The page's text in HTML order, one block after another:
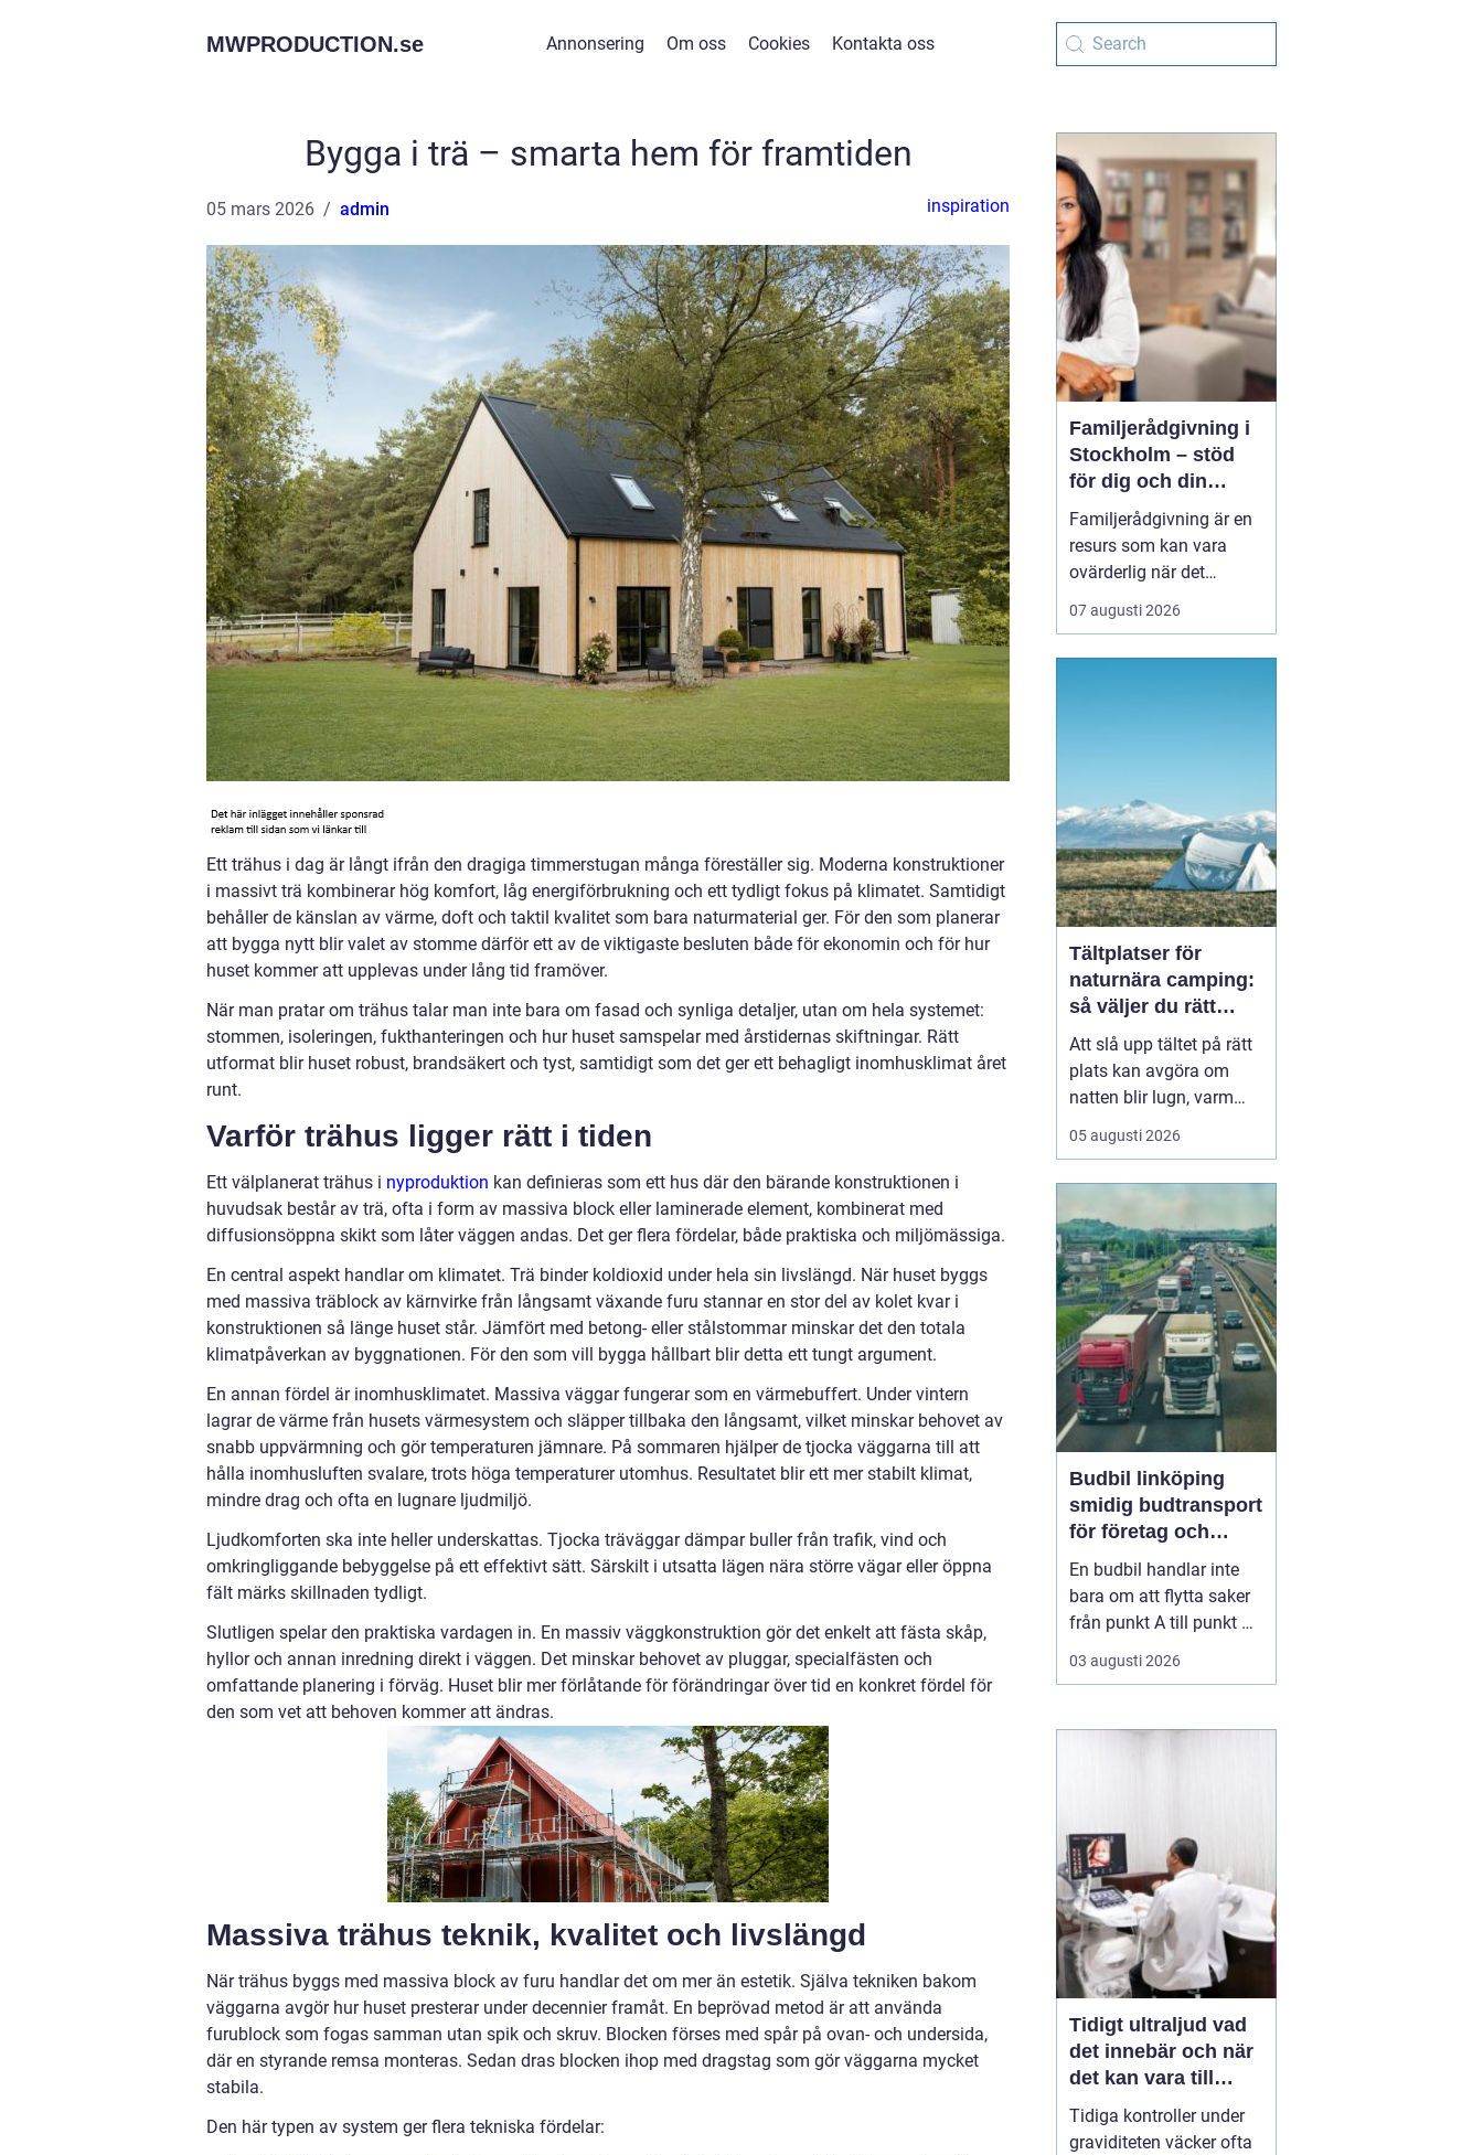
MWPRODUCTION.se Annonsering Om oss Cookies Kontakta oss
Bygga i trä – smarta hem för framtiden
05 mars 2026 admin inspiration
Ett trähus i dag är långt ifrån den dragiga timmerstugan många föreställer sig. Moderna konstruktioner
i massivt trä kombinerar hög komfort, låg energiförbrukning och ett tydligt fokus på klimatet. Samtidigt
behåller de känslan av värme, doft och taktil kvalitet som bara naturmaterial ger. För den som planerar
att bygga nytt blir valet av stomme därför ett av de viktigaste besluten både för ekonomin och för hur
huset kommer att upplevas under lång tid framöver.
När man pratar om trähus talar man inte bara om fasad och synliga detaljer, utan om hela systemet:
stommen, isoleringen, fukthanteringen och hur huset samspelar med årstidernas skiftningar. Rätt
utformat blir huset robust, brandsäkert och tyst, samtidigt som det ger ett behagligt inomhusklimat året
runt.
Varför trähus ligger rätt i tiden
Ett välplanerat trähus i nyproduktion kan definieras som ett hus där den bärande konstruktionen i
huvudsak består av trä, ofta i form av massiva block eller laminerade element, kombinerat med
diffusionsöppna skikt som låter väggen andas. Det ger flera fördelar, både praktiska och miljömässiga.
En central aspekt handlar om klimatet. Trä binder koldioxid under hela sin livslängd. När huset byggs
med massiva träblock av kärnvirke från långsamt växande furu stannar en stor del av kolet kvar i
konstruktionen så länge huset står. Jämfört med betong- eller stålstommar minskar det den totala
klimatpåverkan av byggnationen. För den som vill bygga hållbart blir detta ett tungt argument.
En annan fördel är inomhusklimatet. Massiva väggar fungerar som en värmebuffert. Under vintern
lagrar de värme från husets värmesystem och släpper tillbaka den långsamt, vilket minskar behovet av
snabb uppvärmning och gör temperaturen jämnare. På sommaren hjälper de tjocka väggarna till att
hålla inomhusluften svalare, trots höga temperaturer utomhus. Resultatet blir ett mer stabilt klimat,
mindre drag och ofta en lugnare ljudmiljö.
Ljudkomforten ska inte heller underskattas. Tjocka träväggar dämpar buller från trafik, vind och
omkringliggande bebyggelse på ett effektivt sätt. Särskilt i utsatta lägen nära större vägar eller öppna
fält märks skillnaden tydligt.
Slutligen spelar den praktiska vardagen in. En massiv väggkonstruktion gör det enkelt att fästa skåp,
hyllor och annan inredning direkt i väggen. Det minskar behovet av pluggar, specialfästen och
omfattande planering i förväg. Huset blir mer förlåtande för förändringar över tid en konkret fördel för
den som vet att behoven kommer att ändras.
Massiva trähus teknik, kvalitet och livslängd
När trähus byggs med massiva block av furu handlar det om mer än estetik. Själva tekniken bakom
väggarna avgör hur huset presterar under decennier framåt. En beprövad metod är att använda
furublock som fogas samman utan spik och skruv. Blocken förses med spår på ovan- och undersida,
där en styrande remsa monteras. Sedan dras blocken ihop med dragstag som gör väggarna mycket
stabila.
Den här typen av system ger flera tekniska fördelar:
Familjerådgivning i
Stockholm – stöd
för dig och din
familj
Familjerådgivning är en
resurs som kan vara
ovärderlig när det
uppstår problem eller
utmaningar inom
07 augusti 2026
Tältplatser för
naturnära camping:
så väljer du rätt
plats
Att slå upp tältet på rätt
plats kan avgöra om
natten blir lugn, varm
och trivsam eller kall,
blöt och stökig. När fler
och skärmar
tältplatser enenkel väg
till lugn, n...
05 augusti 2026
Budbil linköping
smidig budtransport
för företag och
privatpersoner
En budbil handlar inte
bara om att flytta saker
från punkt A till punkt B.
För många företag i
Linköping är den en
vardagens logistik. För
till tunga lyft som inte
få...
03 augusti 2026
Tidigt ultraljud vad
det innebär och när
det kan vara till
hjälp
Tidiga kontroller under
graviditeten väcker ofta